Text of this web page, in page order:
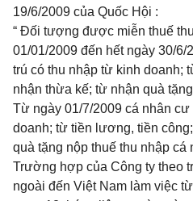
19/6/2009 của Quốc Hội :
“ Đối tượng được miễn thuế
01/01/2009 đến hết ngày 30/
trú có thu nhập từ kinh doanh;
nhận thừa kế; từ nhận quà
Từ ngày 01/7/2009 cá nhân
doanh; từ tiền lương, tiền
quà tặng nộp thuế thu nhập cá
Trường hợp của Công ty theo
ngoài đến Việt Nam làm việc